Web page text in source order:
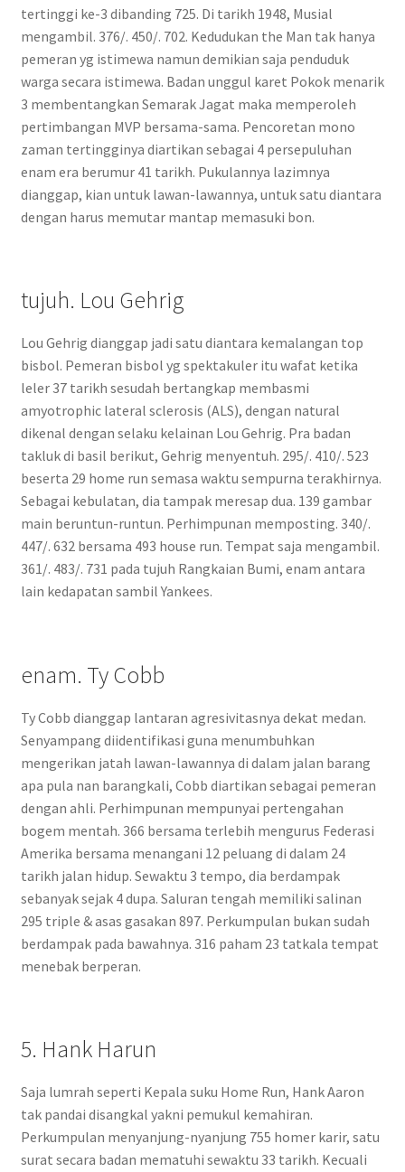
tertinggi ke-3 dibanding 725. Di tarikh 1948, Musial
mengambil. 376/. 450/. 702. Kedudukan the Man tak hanya
pemeran yg istimewa namun demikian saja penduduk
warga secara istimewa. Badan unggul karet Pokok menarik
3 membentangkan Semarak Jagat maka memperoleh
pertimbangan MVP bersama-sama. Pencoretan mono
zaman tertingginya diartikan sebagai 4 persepuluhan
enam era berumur 41 tarikh. Pukulannya lazimnya
dianggap, kian untuk lawan-lawannya, untuk satu diantara
dengan harus memutar mantap memasuki bon.
tujuh. Lou Gehrig
Lou Gehrig dianggap jadi satu diantara kemalangan top
bisbol. Pemeran bisbol yg spektakuler itu wafat ketika
leler 37 tarikh sesudah bertangkap membasmi
amyotrophic lateral sclerosis (ALS), dengan natural
dikenal dengan selaku kelainan Lou Gehrig. Pra badan
takluk di basil berikut, Gehrig menyentuh. 295/. 410/. 523
beserta 29 home run semasa waktu sempurna terakhirnya.
Sebagai kebulatan, dia tampak meresap dua. 139 gambar
main beruntun-runtun. Perhimpunan memposting. 340/.
447/. 632 bersama 493 house run. Tempat saja mengambil.
361/. 483/. 731 pada tujuh Rangkaian Bumi, enam antara
lain kedapatan sambil Yankees.
enam. Ty Cobb
Ty Cobb dianggap lantaran agresivitasnya dekat medan.
Senyampang diidentifikasi guna menumbuhkan
mengerikan jatah lawan-lawannya di dalam jalan barang
apa pula nan barangkali, Cobb diartikan sebagai pemeran
dengan ahli. Perhimpunan mempunyai pertengahan
bogem mentah. 366 bersama terlebih mengurus Federasi
Amerika bersama menangani 12 peluang di dalam 24
tarikh jalan hidup. Sewaktu 3 tempo, dia berdampak
sebanyak sejak 4 dupa. Saluran tengah memiliki salinan
295 triple & asas gasakan 897. Perkumpulan bukan sudah
berdampak pada bawahnya. 316 paham 23 tatkala tempat
menebak berperan.
5. Hank Harun
Saja lumrah seperti Kepala suku Home Run, Hank Aaron
tak pandai disangkal yakni pemukul kemahiran.
Perkumpulan menyanjung-nyanjung 755 homer karir, satu
surat secara badan mematuhi sewaktu 33 tarikh. Kecuali